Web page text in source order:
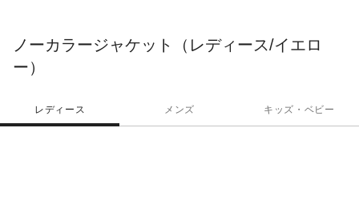
ノーカラージャケット（レディース/イエロ
ー）
レディース メンズ キッズ・ベビー